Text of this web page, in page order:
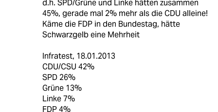
d.h. SPD/Grüne und Linke hätten zusammen
45%, gerade mal 2% mehr als die CDU alleine!
Käme die FDP in den Bundestag, hätte
Schwarzgelb eine Mehrheit
Infratest, 18.01.2013
CDU/CSU 42%
SPD 26%
Grüne 13%
Linke 7%
FDP 4%